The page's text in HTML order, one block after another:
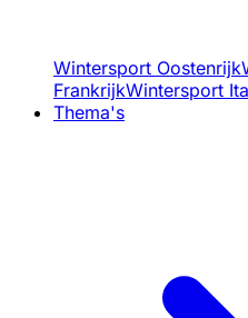
Wintersport Oostenrijk
FrankrijkWintersport
Thema's